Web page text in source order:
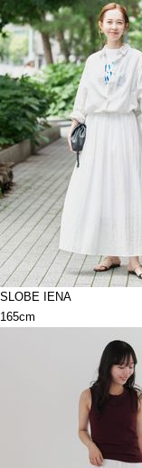
SLOBE IENA
165cm